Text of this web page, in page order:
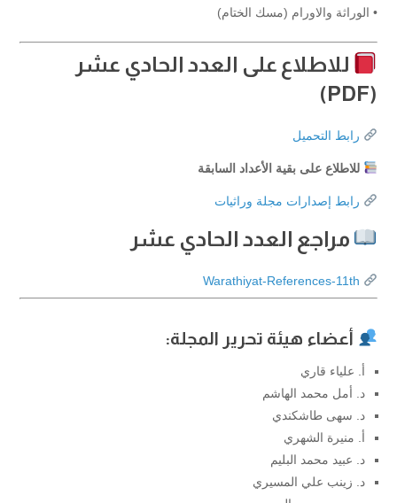
• الوراثة والاورام (مسك الختام)
للاطلاع على العدد الحادي عشر
(PDF)
رابط التحميل
للاطلاع على بقية الأعداد السابقة
رابط إصدارات مجلة وراثيات
مراجع العدد الحادي عشر
Warathiyat-References-11th
أعضاء هيئة تحرير المجلة:
أ. علياء قاري
د. أمل محمد الهاشم
د. سهى طاشكندي
أ. منيرة الشهري
د. عبيد محمد البليم
د. زينب علي المسيري